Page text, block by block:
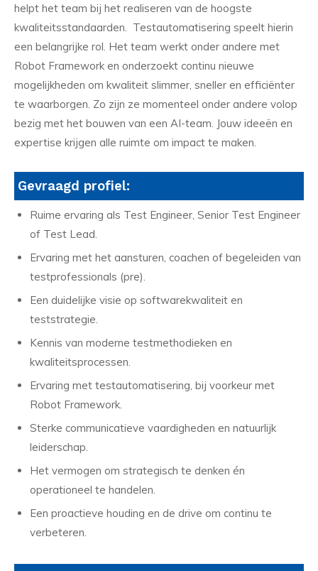
helpt het team bij het realiseren van de hoogste
kwaliteitsstandaarden. Testautomatisering speelt hierin
een belangrijke rol. Het team werkt onder andere met
Robot Framework en onderzoekt continu nieuwe
mogelijkheden om kwaliteit slimmer, sneller en efficiënter
te waarborgen. Zo zijn ze momenteel onder andere volop
bezig met het bouwen van een AI-team. Jouw ideeën en
expertise krijgen alle ruimte om impact te maken.
Gevraagd profiel:
Ruime ervaring als Test Engineer, Senior Test Engineer
of Test Lead.
Ervaring met het aansturen, coachen of begeleiden van
testprofessionals (pre).
Een duidelijke visie op softwarekwaliteit en
teststrategie.
Kennis van moderne testmethodieken en
kwaliteitsprocessen.
Ervaring met testautomatisering, bij voorkeur met
Robot Framework.
Sterke communicatieve vaardigheden en natuurlijk
leiderschap.
Het vermogen om strategisch te denken én
operationeel te handelen.
Een proactieve houding en de drive om continu te
verbeteren.